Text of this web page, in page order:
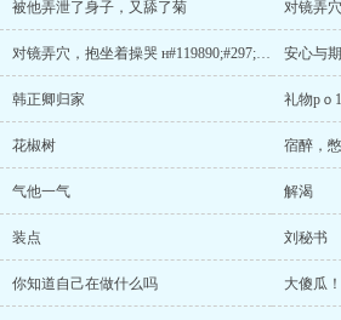
被他弄泄了身子，又舔了菊 对镜弄
对镜弄穴，抱坐着操哭 н#119890;#297;sщu.#120044;#245;m 安心与
韩正卿归家 礼物pｏ
花椒树 宿醉，
气他一气 解渴
装点 刘秘书
你知道自己在做什么吗 大傻瓜！